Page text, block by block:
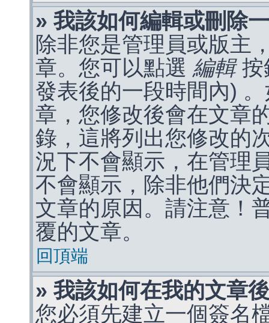
» 我該如何編輯或刪除
除非您是管理員或版主
章。您可以點選 編輯按
發表後的一段時間內)
章，您修改後會在文章
錄，這將列出您修改的
況下不會顯示，在管理
不會顯示，除非他們決
文章的原因。請注意！
覆的文章。
回頂端
» 我該如何在我的文章
您必須先建立一個簽名